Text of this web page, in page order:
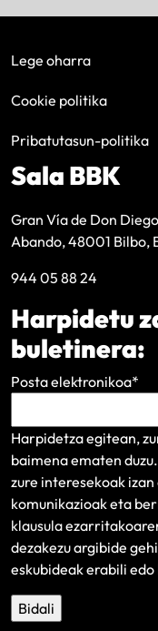
Lege oharra
Cookie politika
Pribatutasun-politika
Sala BBK
Gran Vía de Don
Abando, 48001 Bilbo,
944 05 88 24
Harpidetu
buletinera:
Posta elektronikoa*
Harpidetza egitean,
baimena ematen
zure interesekoak
komunikazioak eta
klausula
dezakezu argibide
eskubideak erabili